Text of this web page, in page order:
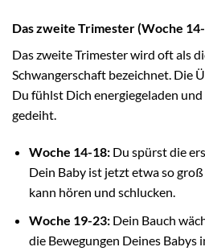
Das zweite Trimester (Woche
Das zweite Trimester wird oft als
Schwangerschaft bezeichnet. Die
Du fühlst Dich energiegeladen
gedeiht.
Woche 14-18:Du spürst die
Dein Baby ist jetzt etwa so
kann hören und schlucken.
Woche 19-23:Dein Bauch
die Bewegungen Deines Babys